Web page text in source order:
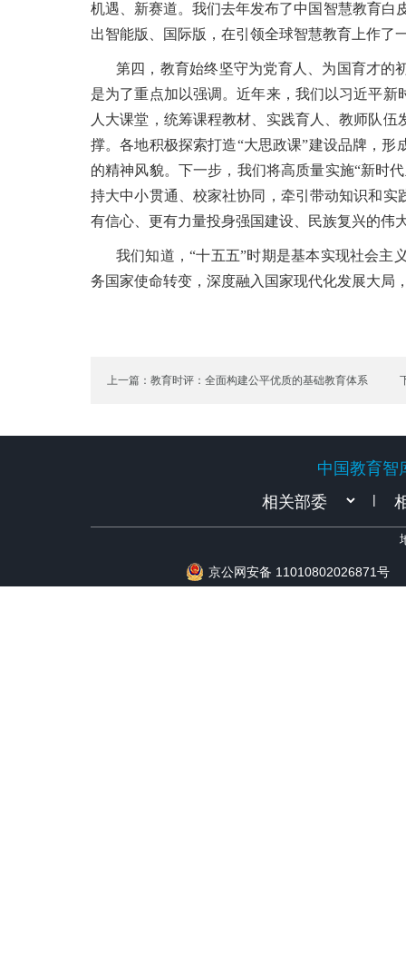
机遇、新赛道。我们去年发布了中国智慧教育白
出智能版、国际版，在引领全球智慧教育上作了
第四，教育始终坚守为党育人、为国育才的
是为了重点加以强调。近年来，我们以习近平
人大课堂，统筹课程教材、实践育人、教师队
撑。各地积极探索打造“大思政课”建设品牌，
的精神风貌。下一步，我们将高质量实施“新时
持大中小贯通、校家社协同，牵引带动知识和
有信心、更有力量投身强国建设、民族复兴的伟
我们知道，“十五五”时期是基本实现社会主
务国家使命转变，深度融入国家现代化发展大局
上一篇：教育时评：全面构建公平优质的基础教育体系
中国教育智
|
京公网安备 11010802026871号